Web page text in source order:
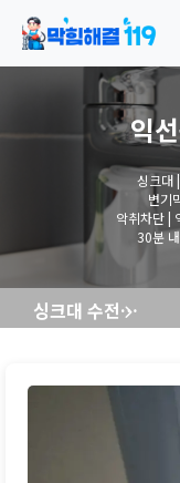
익
싱크대
변기
악취차단 |
30분
싱크대 수전교체